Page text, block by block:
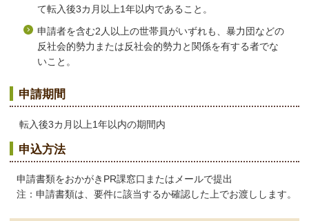
て転入後3カ月以上1年以内であること。
申請者を含む2人以上の世帯員がいずれも、暴力団などの
反社会的勢力または反社会的勢力と関係を有する者でな
いこと。
申請期間
転入後3カ月以上1年以内の期間内
申込方法
申請書類をおかがきPR課窓口またはメールで提出
注：申請書類は、要件に該当するか確認した上でお渡しします。